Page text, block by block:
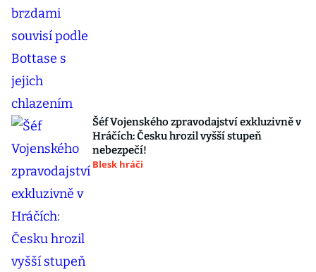
Šéf Vojenského zpravodajství exkluzivně v
Hráčích: Česku hrozil vyšší stupeň
nebezpečí!
Blesk hráči